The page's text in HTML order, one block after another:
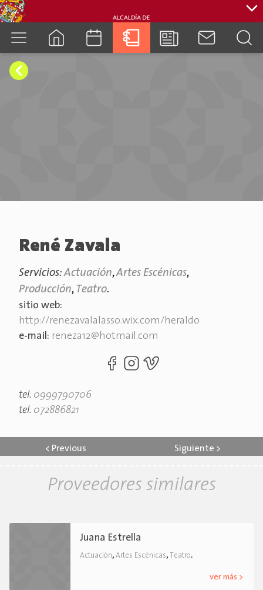
René Zavala
Servicios:Actuación,Artes Escénicas,
Producción, Teatro.
sitio web:
http://renezavalalasso.wix.com/heraldo
e-mail: reneza12@hotmail.com
tel. 0999790706
tel. 072886821
< Previous Siguiente >
Proveedores similares
Juana Estrella
Actuación, Artes Escénicas, Teatro.
ver más >